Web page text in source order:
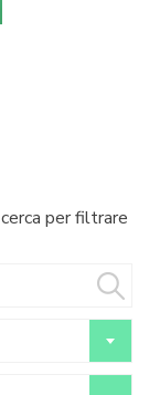
per filtrare